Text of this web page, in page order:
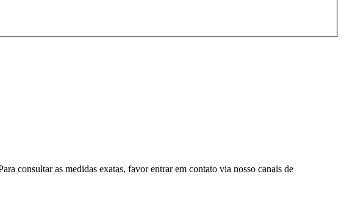
consultar as medidas exatas, favor entrar em contato via nosso canais de